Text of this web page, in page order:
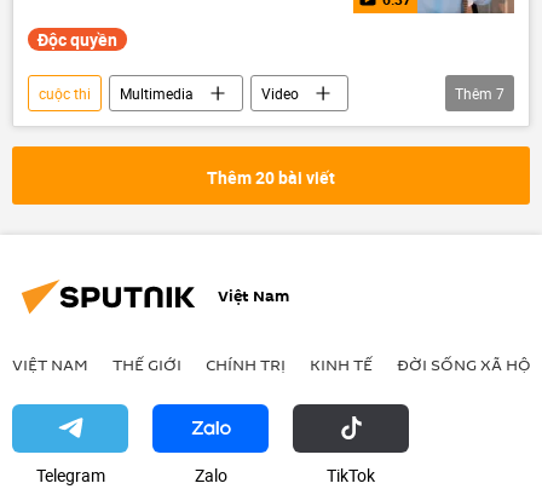
Độc quyền
cuộc thi Multimedia
Video
Intervision 2025
Văn hóa
Nga
Thế giới
ca sĩ
Thêm 7
Thêm 20 bài viết
Việt Nam
VIỆT NAM THẾ GIỚI CHÍNH TRỊ KINH TẾ ĐỜI SỐNG XÃ HỘI
Telegram Zalo ТikТоk